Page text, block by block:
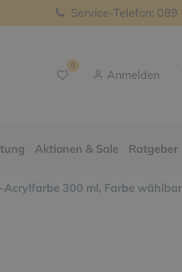
Service-Telefon:
0
Anmelden
Aktionen & Sale Ratgeber
Acrylfarbe 300 ml, Farbe wählbar